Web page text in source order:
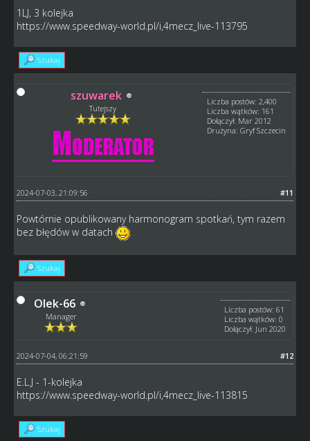
1LJ, 3 kolejka
https://www.speedway-world.pl/i,4mecz_live-113795
Szukaj
szuwarek
Tutejszy
Liczba postów: 2,400
Liczba wątków: 161
Dołączył: Mar 2012
Drużyna: Gryf Szczecin
#11
2024-07-03, 21:09:56
Powtórnie opublikowany harmonogram spotkań, tym razem
bez błędów w datach
Szukaj
Olek-66
Manager
Liczba postów: 61
Liczba wątków: 0
Dołączył: Jun 2020
#12
2024-07-04, 06:21:59
E.L.J - 1-kolejka
https://www.speedway-world.pl/i,4mecz_live-113815
Szukaj